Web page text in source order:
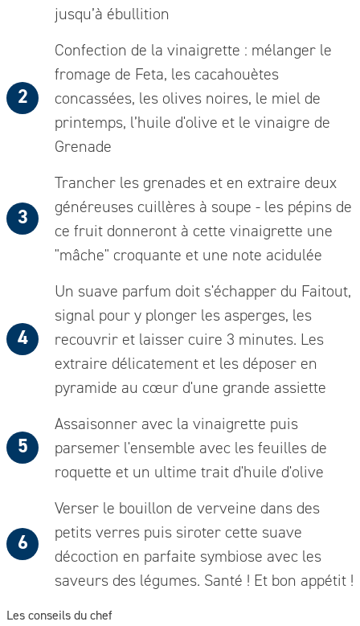
jusqu’à ébullition
Confection de la vinaigrette : mélanger le
fromage de Feta, les cacahouètes
concassées, les olives noires, le miel de
printemps, l’huile d'olive et le vinaigre de
Grenade
Trancher les grenades et en extraire deux
généreuses cuillères à soupe - les pépins de
ce fruit donneront à cette vinaigrette une
"mâche" croquante et une note acidulée
Un suave parfum doit s'échapper du Faitout,
signal pour y plonger les asperges, les
recouvrir et laisser cuire 3 minutes. Les
extraire délicatement et les déposer en
pyramide au cœur d'une grande assiette
Assaisonner avec la vinaigrette puis
parsemer l'ensemble avec les feuilles de
roquette et un ultime trait d'huile d'olive
Verser le bouillon de verveine dans des
petits verres puis siroter cette suave
décoction en parfaite symbiose avec les
saveurs des légumes. Santé ! Et bon appétit !
Les conseils du chef